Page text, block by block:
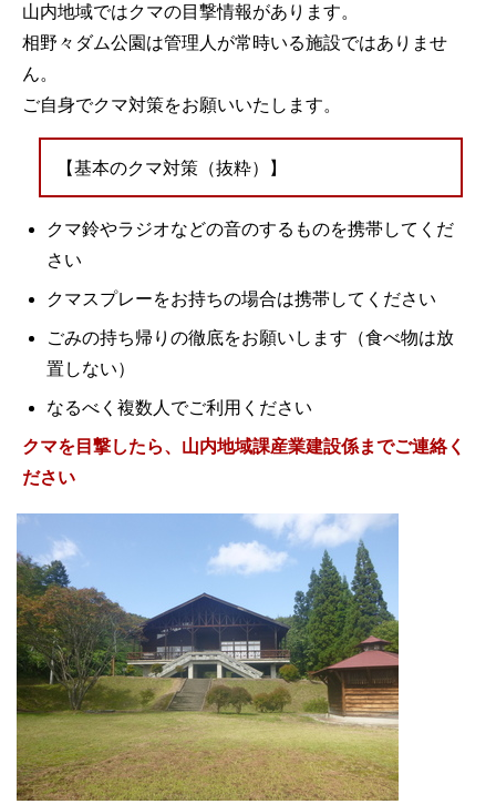
山内地域ではクマの目撃情報があります。
相野々ダム公園は管理人が常時いる施設ではありませ
ん。
ご自身でクマ対策をお願いいたします。
【基本のクマ対策（抜粋）】
クマ鈴やラジオなどの音のするものを携帯してくだ
さい
クマスプレーをお持ちの場合は携帯してください
ごみの持ち帰りの徹底をお願いします（食べ物は放
置しない）
なるべく複数人でご利用ください
クマを目撃したら、山内地域課産業建設係までご連絡く
ださい